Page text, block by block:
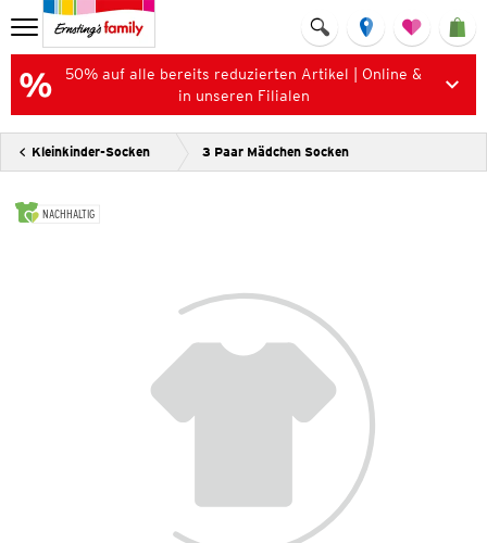
50% auf alle bereits reduzierten Artikel | Online &
in unseren Filialen
Kleinkinder-Socken 3 Paar Mädchen Socken
NACHHALTIG